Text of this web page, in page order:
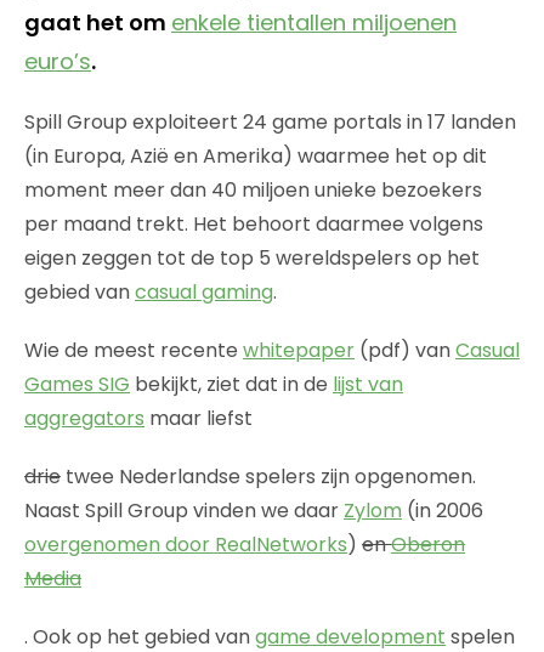
gaat het om enkele tientallen miljoenen
euro’s.
Spill Group exploiteert 24 game portals in 17 landen
(in Europa, Azië en Amerika) waarmee het op dit
moment meer dan 40 miljoen unieke bezoekers
per maand trekt. Het behoort daarmee volgens
eigen zeggen tot de top 5 wereldspelers op het
gebied vancasual gaming.
Wie de meest recente whitepaper (pdf) vanCasual
Games SIG bekijkt, ziet dat in de lijst van
aggregators maar liefst
drie twee Nederlandse spelers zijn opgenomen.
Naast Spill Group vinden we daar Zylom (in 2006
overgenomen door RealNetworks) enOberon
Media
. Ook op het gebied vangame development spelen